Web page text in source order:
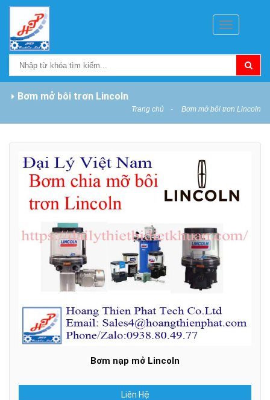
Toggle
navigation
Bơm mở bôi trơn Lincoln
Trang chủ Bơm mở bôi trơn Lincoln
Bơm nạp mở Lincoln
Liên Hệ